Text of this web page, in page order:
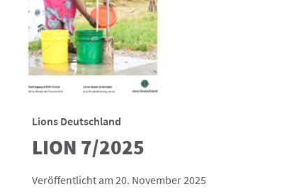
Lions Deutschland
LION 7/2025
Veröffentlicht am 20. November 2025